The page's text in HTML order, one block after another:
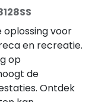
oplossing voor
en recreatie.
op
de
Ontdek